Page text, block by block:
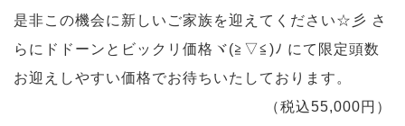
是非この機会に新しいご家族を迎えてください☆彡 さ
らにドドーンとビックリ価格ヾ(≧▽≦)ﾉ にて限定頭数
お迎えしやすい価格でお待ちいたしております。
（税込55,000円）